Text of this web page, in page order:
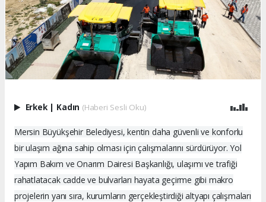
Erkek | Kadın (Haberi Sesli Oku)
Mersin Büyükşehir Belediyesi, kentin daha güvenli ve konforlu
bir ulaşım ağına sahip olması için çalışmalarını sürdürüyor. Yol
Yapım Bakım ve Onarım Dairesi Başkanlığı, ulaşımı ve trafiği
rahatlatacak cadde ve bulvarları hayata geçirme gibi makro
projelerin yanı sıra, kurumların gerçekleştirdiği altyapı çalışmaları